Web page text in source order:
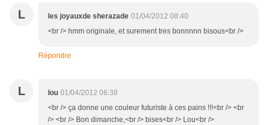
L les joyauxde sherazade 01/04/2012 08:40
<br /> hmm originale, et surement tres bonnnnn bisous<br />
Répondre
L lou 01/04/2012 06:38
<br /> ça donne une couleur futuriste à ces pains !!!<br /> <br
/> <br /> Bon dimanche,<br /> bises<br /> Lou<br />